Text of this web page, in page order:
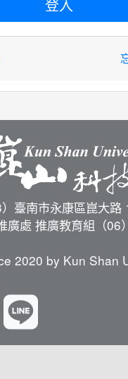
臺南市永康區崑大路
廣處 推廣教育組（06
2020 by Kun Shan